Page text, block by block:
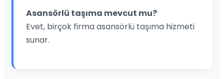
Asansörlü taşıma mevcut mu?
Evet, birçok firma asansörlü taşıma hizmeti
sunar.